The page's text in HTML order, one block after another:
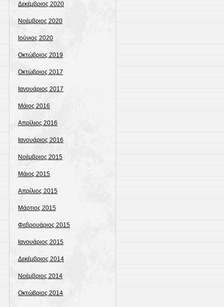
Δεκέμβριος 2020
Νοέμβριος 2020
Ιούνιος 2020
Οκτώβριος 2019
Οκτώβριος 2017
Ιανουάριος 2017
Μάιος 2016
Απρίλιος 2016
Ιανουάριος 2016
Νοέμβριος 2015
Μάιος 2015
Απρίλιος 2015
Μάρτιος 2015
Φεβρουάριος 2015
Ιανουάριος 2015
Δεκέμβριος 2014
Νοέμβριος 2014
Οκτώβριος 2014